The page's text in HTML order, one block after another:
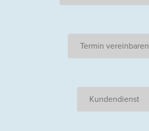
Termin vereinbaren
Kundendienst